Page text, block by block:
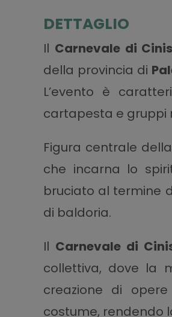
DETTAGLIO
Il Carnevale di
della provincia di
L’evento è
cartapesta e gruppi
Figura centrale
che incarna lo
bruciato al termine
di baldoria.
Il Carnevale di
collettiva, dove la
creazione di
costume, rendendo